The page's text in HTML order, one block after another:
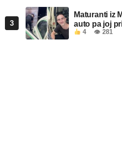
3
Maturanti iz
auto pa joj
4 👁 281